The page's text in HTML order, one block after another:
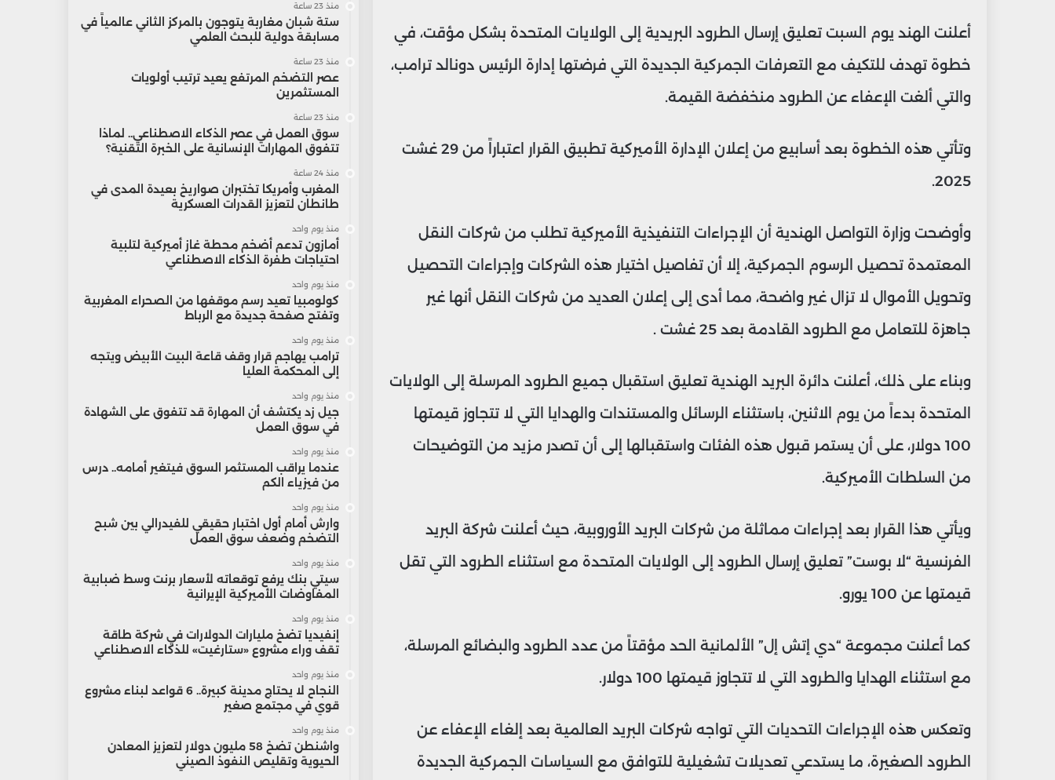
أعلنت الهند يوم السبت تعليق إرسال الطرود البريدية إلى الولايات المتحدة بشكل مؤقت، في
خطوة تهدف للتكيف مع التعرفات الجمركية الجديدة التي فرضتها إدارة الرئيس دونالد ترامب،
والتي ألغت الإعفاء عن الطرود منخفضة القيمة.
وتأتي هذه الخطوة بعد أسابيع من إعلان الإدارة الأميركية تطبيق القرار اعتباراً من 29 غشت
2025.
وأوضحت وزارة التواصل الهندية أن الإجراءات التنفيذية الأميركية تطلب من شركات النقل
المعتمدة تحصيل الرسوم الجمركية، إلا أن تفاصيل اختيار هذه الشركات وإجراءات التحصيل
وتحويل الأموال لا تزال غير واضحة، مما أدى إلى إعلان العديد من شركات النقل أنها غير
جاهزة للتعامل مع الطرود القادمة بعد 25 غشت .
وبناء على ذلك، أعلنت دائرة البريد الهندية تعليق استقبال جميع الطرود المرسلة إلى الولايات
المتحدة بدءاً من يوم الاثنين، باستثناء الرسائل والمستندات والهدايا التي لا تتجاوز قيمتها
100 دولار، على أن يستمر قبول هذه الفئات واستقبالها إلى أن تصدر مزيد من التوضيحات
من السلطات الأميركية.
ويأتي هذا القرار بعد إجراءات مماثلة من شركات البريد الأوروبية، حيث أعلنت شركة البريد
الفرنسية “لا بوست” تعليق إرسال الطرود إلى الولايات المتحدة مع استثناء الطرود التي تقل
قيمتها عن 100 يورو.
كما أعلنت مجموعة “دي إتش إل” الألمانية الحد مؤقتاً من عدد الطرود والبضائع المرسلة،
مع استثناء الهدايا والطرود التي لا تتجاوز قيمتها 100 دولار.
وتعكس هذه الإجراءات التحديات التي تواجه شركات البريد العالمية بعد إلغاء الإعفاء عن
الطرود الصغيرة، ما يستدعي تعديلات تشغيلية للتوافق مع السياسات الجمركية الجديدة
منذ 23 ساعة
ستة شبان مغاربة يتوجون بالمركز الثاني عالمياً في
مسابقة دولية للبحث العلمي
منذ 23 ساعة
عصر التضخم المرتفع يعيد ترتيب أولويات
المستثمرين
منذ 23 ساعة
سوق العمل في عصر الذكاء الاصطناعي.. لماذا
تتفوق المهارات الإنسانية على الخبرة التقنية؟
منذ 24 ساعة
المغرب وأمريكا تختبران صواريخ بعيدة المدى في
طانطان لتعزيز القدرات العسكرية
منذ يوم واحد
أمازون تدعم أضخم محطة غاز أميركية لتلبية
احتياجات طفرة الذكاء الاصطناعي
منذ يوم واحد
كولومبيا تعيد رسم موقفها من الصحراء المغربية
وتفتح صفحة جديدة مع الرباط
منذ يوم واحد
ترامب يهاجم قرار وقف قاعة البيت الأبيض ويتجه
إلى المحكمة العليا
منذ يوم واحد
جيل زد يكتشف أن المهارة قد تتفوق على الشهادة
في سوق العمل
منذ يوم واحد
عندما يراقب المستثمر السوق فيتغير أمامه.. درس
من فيزياء الكم
منذ يوم واحد
وارش أمام أول اختبار حقيقي للفيدرالي بين شبح
التضخم وضعف سوق العمل
منذ يوم واحد
سيتي بنك يرفع توقعاته لأسعار برنت وسط ضبابية
المفاوضات الأميركية الإيرانية
منذ يوم واحد
إنفيديا تضخ مليارات الدولارات في شركة طاقة
تقف وراء مشروع «ستارغيت» للذكاء الاصطناعي
منذ يوم واحد
النجاح لا يحتاج مدينة كبيرة.. 6 قواعد لبناء مشروع
قوي في مجتمع صغير
منذ يوم واحد
واشنطن تضخ 58 مليون دولار لتعزيز المعادن
الحيوية وتقليص النفوذ الصيني